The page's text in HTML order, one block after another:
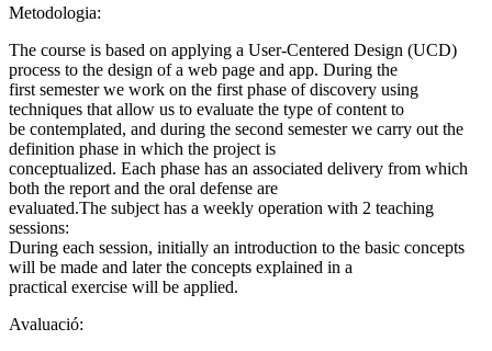
Metodologia:
The course is based on applying a User-Centered Design (UCD)
process to the design of a web page and app. During the
first semester we work on the first phase of discovery using
techniques that allow us to evaluate the type of content to
be contemplated, and during the second semester we carry out the
definition phase in which the project is
conceptualized. Each phase has an associated delivery from which
both the report and the oral defense are
evaluated.The subject has a weekly operation with 2 teaching
sessions:
During each session, initially an introduction to the basic concepts
will be made and later the concepts explained in a
practical exercise will be applied.
Avaluació: